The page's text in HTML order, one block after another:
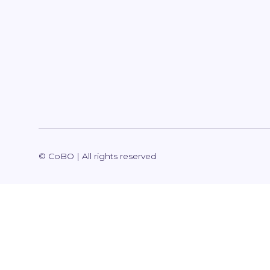
© CoBO | All rights reserved